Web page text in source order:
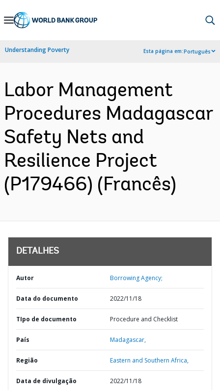
Skip
Navigation
Understanding Poverty Esta página em:Português
Labor Management
Procedures Madagascar
Safety Nets and
Resilience Project
(P179466) (Francês)
DETALHES
Autor Borrowing Agency;
Data do documento 2022/11/18
TIpo de documento Procedure and Checklist
País Madagascar,
Região Eastern and Southern Africa,
Data de divulgação 2022/11/18